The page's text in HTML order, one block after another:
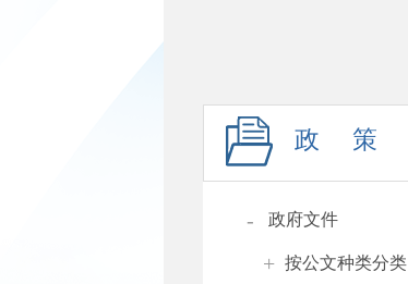
政 策
- 政府文件
+ 按公文种类分类